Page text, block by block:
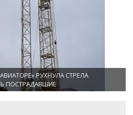
РУХНУЛА СТРЕЛА
ПОСТРАДАВШИЕ